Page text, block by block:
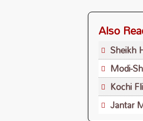
Also
Sheikh
Modi-
Kochi
Jantar